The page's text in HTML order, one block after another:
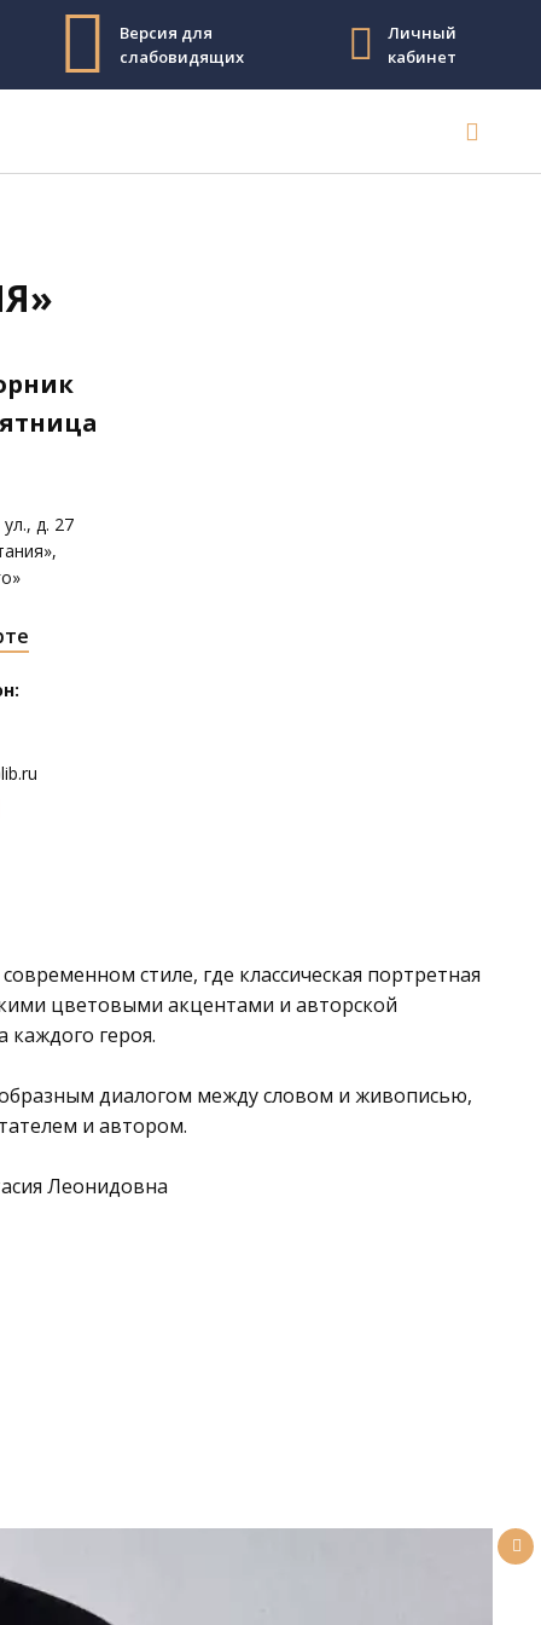
Версия для
слабовидящих
Личный
кабинет
д. 27
стиле, где классическая портретная
цветовыми акцентами и авторской
каждого героя.
диалогом между словом и живописью,
и автором.
Леонидовна